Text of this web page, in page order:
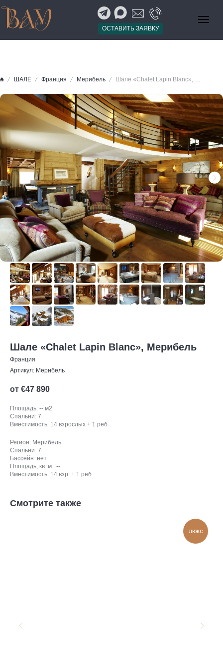
ОСТАВИТЬ ЗАЯВКУ
ШАЛЕ Франция Мерибель Шале «Chalet Lapin Blanc», Мерибель
Шале «Chalet Lapin Blanc», Мерибель
Франция
Артикул: Мерибель
от €47 890
Площадь: -- м2
Спальни: 7
Вместимость: 14 взрослых + 1 реб.
Регион: Мерибель
Спальни: 7
Бассейн: нет
Площадь, кв. м.: --
Вместимость: 14 взр. + 1 реб.
Смотрите также
люкс